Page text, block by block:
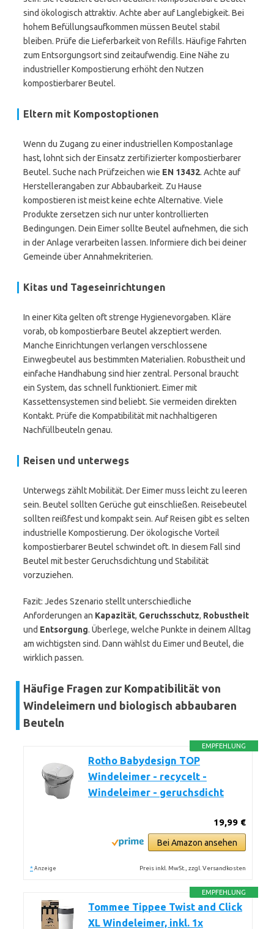
sind ökologisch attraktiv. Achte aber auf Langlebigkeit. Bei
hohem Befüllungsaufkommen müssen Beutel stabil
bleiben. Prüfe die Lieferbarkeit von Refills. Häufige Fahrten
zum Entsorgungsort sind zeitaufwendig. Eine Nähe zu
industrieller Kompostierung erhöht den Nutzen
kompostierbarer Beutel.
Eltern mit Kompostoptionen
Wenn du Zugang zu einer industriellen Kompostanlage
hast, lohnt sich der Einsatz zertifizierter kompostierbarer
Beutel. Suche nach Prüfzeichen wie EN 13432. Achte auf
Herstellerangaben zur Abbaubarkeit. Zu Hause
kompostieren ist meist keine echte Alternative. Viele
Produkte zersetzen sich nur unter kontrollierten
Bedingungen. Dein Eimer sollte Beutel aufnehmen, die sich
in der Anlage verarbeiten lassen. Informiere dich bei deiner
Gemeinde über Annahmekriterien.
Kitas und Tageseinrichtungen
In einer Kita gelten oft strenge Hygienevorgaben. Kläre
vorab, ob kompostierbare Beutel akzeptiert werden.
Manche Einrichtungen verlangen verschlossene
Einwegbeutel aus bestimmten Materialien. Robustheit und
einfache Handhabung sind hier zentral. Personal braucht
ein System, das schnell funktioniert. Eimer mit
Kassettensystemen sind beliebt. Sie vermeiden direkten
Kontakt. Prüfe die Kompatibilität mit nachhaltigeren
Nachfüllbeuteln genau.
Reisen und unterwegs
Unterwegs zählt Mobilität. Der Eimer muss leicht zu leeren
sein. Beutel sollten Gerüche gut einschließen. Reisebeutel
sollten reißfest und kompakt sein. Auf Reisen gibt es selten
industrielle Kompostierung. Der ökologische Vorteil
kompostierbarer Beutel schwindet oft. In diesem Fall sind
Beutel mit bester Geruchsdichtung und Stabilität
vorzuziehen.
Fazit: Jedes Szenario stellt unterschiedliche
Anforderungen an Kapazität, Geruchsschutz, Robustheit
und Entsorgung. Überlege, welche Punkte in deinem Alltag
am wichtigsten sind. Dann wählst du Eimer und Beutel, die
wirklich passen.
Häufige Fragen zur Kompatibilität von
Windeleimern und biologisch abbaubaren
Beuteln
EMPFEHLUNG
Rotho Babydesign TOP
Windeleimer - recycelt -
Windeleimer - geruchsdicht
19,99 €
Bei Amazon ansehen
* Anzeige Preis inkl. MwSt., zzgl. Versandkosten
EMPFEHLUNG
Tommee Tippee Twist and Click
XL Windeleimer, inkl. 1x